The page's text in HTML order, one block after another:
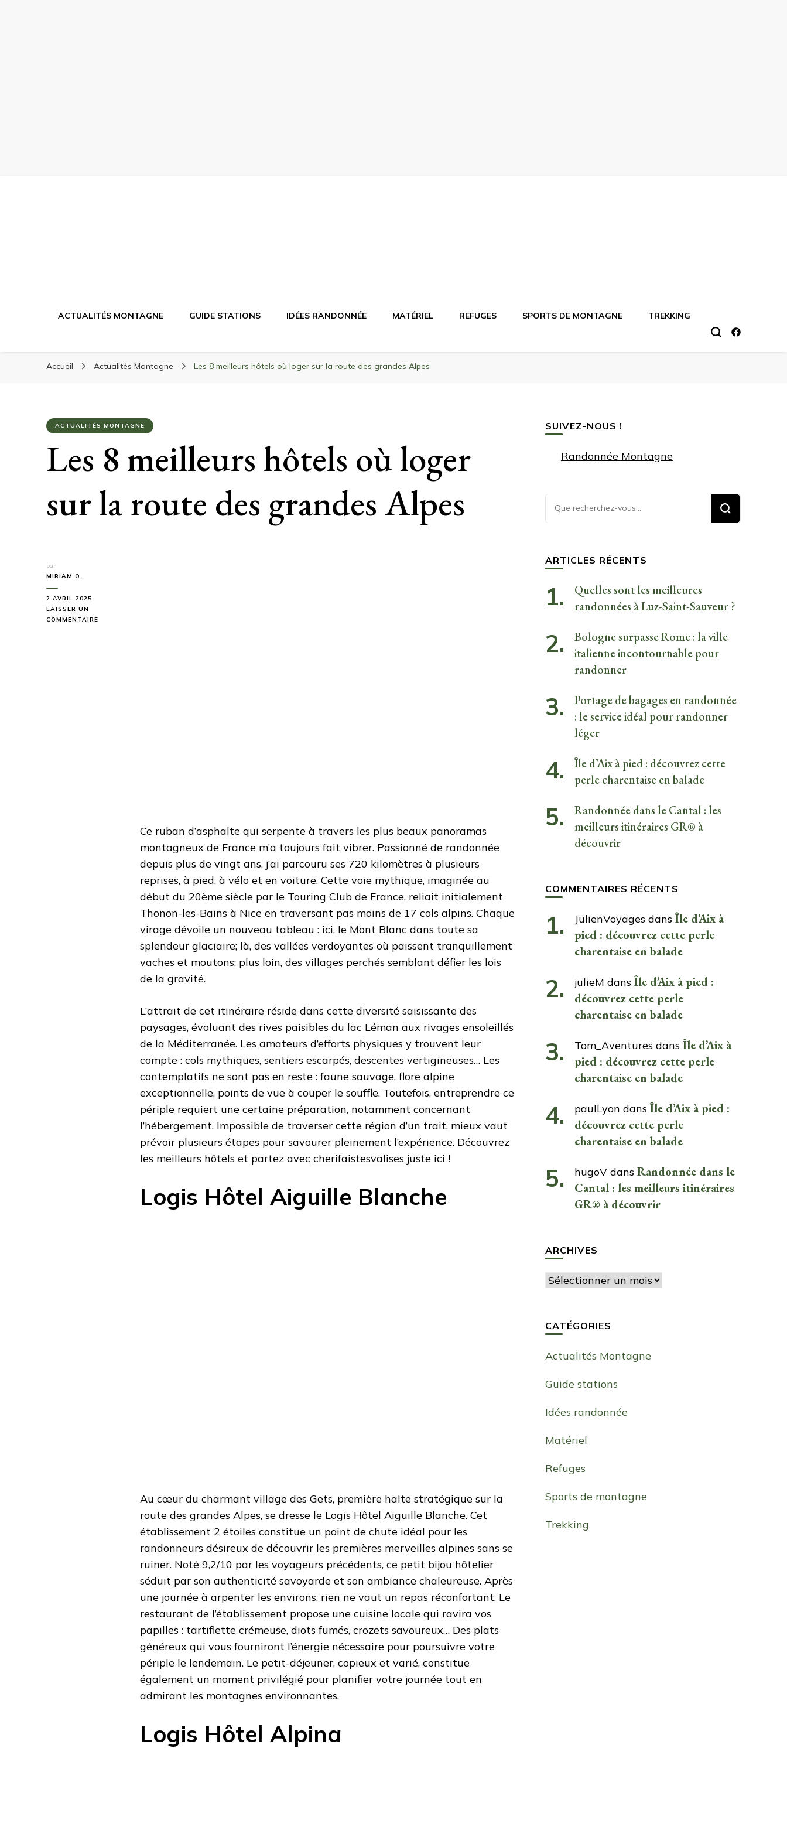
Randonnée Montagne
ACTUALITÉS MONTAGNE GUIDE STATIONS IDÉES RANDONNÉE MATÉRIEL REFUGES SPORTS DE MONTAGNE TREKKING
Accueil Actualités Montagne Les 8 meilleurs hôtels où loger sur la route des grandes Alpes
ACTUALITÉS MONTAGNE
Les 8 meilleurs hôtels où loger
sur la route des grandes Alpes
par
MIRIAM O.
2 AVRIL 2025
LAISSER UN
COMMENTAIRE
Ce ruban d’asphalte qui serpente à travers les plus beaux panoramas
montagneux de France m’a toujours fait vibrer. Passionné de randonnée
depuis plus de vingt ans, j’ai parcouru ses 720 kilomètres à plusieurs
reprises, à pied, à vélo et en voiture. Cette voie mythique, imaginée au
début du 20ème siècle par le Touring Club de France, reliait initialement
Thonon-les-Bains à Nice en traversant pas moins de 17 cols alpins. Chaque
virage dévoile un nouveau tableau : ici, le Mont Blanc dans toute sa
splendeur glaciaire; là, des vallées verdoyantes où paissent tranquillement
vaches et moutons; plus loin, des villages perchés semblant défier les lois
de la gravité.
L’attrait de cet itinéraire réside dans cette diversité saisissante des
paysages, évoluant des rives paisibles du lac Léman aux rivages ensoleillés
de la Méditerranée. Les amateurs d’efforts physiques y trouvent leur
compte : cols mythiques, sentiers escarpés, descentes vertigineuses… Les
contemplatifs ne sont pas en reste : faune sauvage, flore alpine
exceptionnelle, points de vue à couper le souffle. Toutefois, entreprendre ce
périple requiert une certaine préparation, notamment concernant
l’hébergement. Impossible de traverser cette région d’un trait, mieux vaut
prévoir plusieurs étapes pour savourer pleinement l’expérience. Découvrez
les meilleurs hôtels et partez avec cherifaistesvalises juste ici !
Logis Hôtel Aiguille Blanche
Au cœur du charmant village des Gets, première halte stratégique sur la
route des grandes Alpes, se dresse le Logis Hôtel Aiguille Blanche. Cet
établissement 2 étoiles constitue un point de chute idéal pour les
randonneurs désireux de découvrir les premières merveilles alpines sans se
ruiner. Noté 9,2/10 par les voyageurs précédents, ce petit bijou hôtelier
séduit par son authenticité savoyarde et son ambiance chaleureuse. Après
une journée à arpenter les environs, rien ne vaut un repas réconfortant. Le
restaurant de l’établissement propose une cuisine locale qui ravira vos
papilles : tartiflette crémeuse, diots fumés, crozets savoureux… Des plats
généreux qui vous fourniront l’énergie nécessaire pour poursuivre votre
périple le lendemain. Le petit-déjeuner, copieux et varié, constitue
également un moment privilégié pour planifier votre journée tout en
admirant les montagnes environnantes.
Logis Hôtel Alpina
SUIVEZ-NOUS !
Randonnée Montagne
Vous
recherchiez
ARTICLES RÉCENTS
Quelles sont les meilleures
randonnées à Luz-Saint-Sauveur ?
Bologne surpasse Rome : la ville
italienne incontournable pour
randonner
Portage de bagages en randonnée
: le service idéal pour randonner
léger
Île d’Aix à pied : découvrez cette
perle charentaise en balade
Randonnée dans le Cantal : les
meilleurs itinéraires GR® à
découvrir
COMMENTAIRES RÉCENTS
JulienVoyagesdans Île d’Aix à
pied : découvrez cette perle
charentaise en balade
julieM dans Île d’Aix à pied :
découvrez cette perle
charentaise en balade
Tom_Aventuresdans Île d’Aix à
pied : découvrez cette perle
charentaise en balade
paulLyon dans Île d’Aix à pied :
découvrez cette perle
charentaise en balade
hugoVdans Randonnée dans le
Cantal : les meilleurs itinéraires
GR® à découvrir
ARCHIVES
Archives
CATÉGORIES
Actualités Montagne
Guide stations
Idées randonnée
Matériel
Refuges
Sports de montagne
Trekking